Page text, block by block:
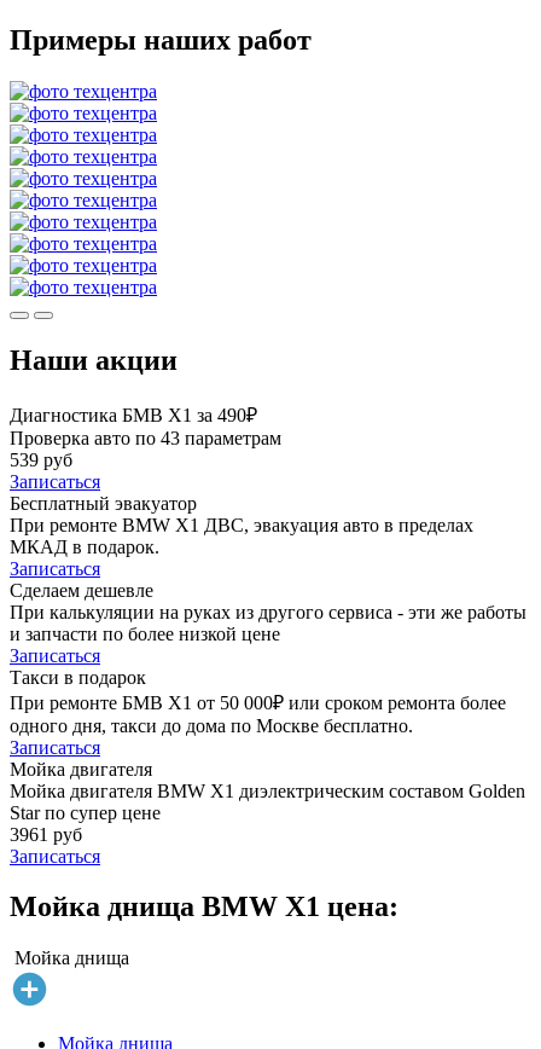
Примеры наших работ
Наши акции
Диагностика БМВ Х1 за 490₽
Проверка авто по 43 параметрам
539 руб
Записаться
Бесплатный эвакуатор
При ремонте BMW X1 ДВС, эвакуация авто в пределах
МКАД в подарок.
Записаться
Сделаем дешевле
При калькуляции на руках из другого сервиса - эти же работы
и запчасти по более низкой цене
Записаться
Такси в подарок
При ремонте БМВ Х1 от 50 000₽ или сроком ремонта более
одного дня, такси до дома по Москве бесплатно.
Записаться
Мойка двигателя
Мойка двигателя BMW X1 диэлектрическим составом Golden
Star по супер цене
3961 руб
Записаться
Мойка днища BMW X1 цена:
Мойка днища
Мойка днища